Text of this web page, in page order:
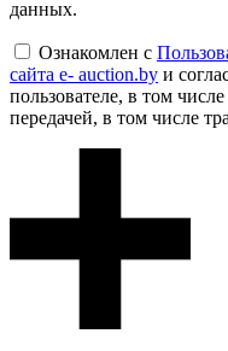
данных.
Ознакомлен с
сайта e- auction.by и
пользователе, в том
передачей, в том числе